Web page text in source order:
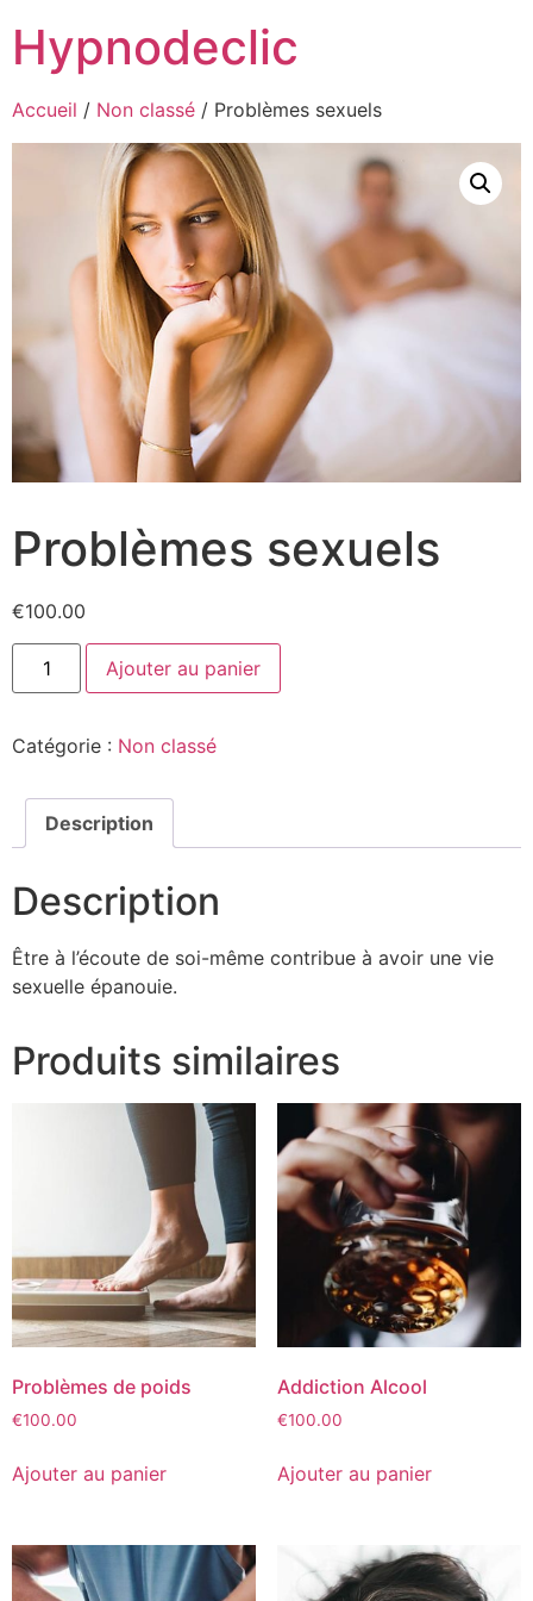
Hypnodeclic
Accueil / Non classé / Problèmes sexuels
Problèmes sexuels
€100.00
Ajouter au panier
Catégorie : Non classé
Description
Description
Être à l’écoute de soi-même contribue à avoir une vie
sexuelle épanouie.
Produits similaires
Problèmes de poids
€100.00
Ajouter au panier
Addiction Alcool
€100.00
Ajouter au panier